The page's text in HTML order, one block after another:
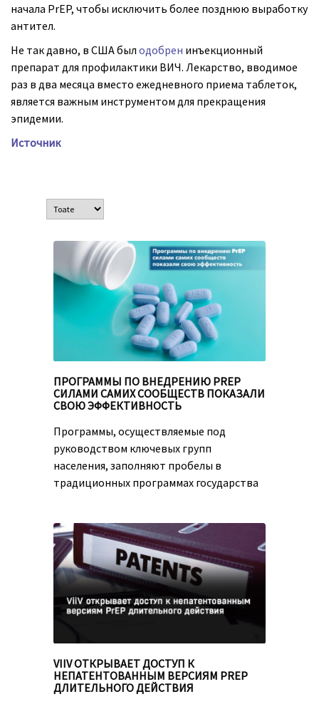
начала PrEP, чтобы исключить более позднюю выработку
антител.
Не так давно, в США былодобрен инъекционный
препарат для профилактики ВИЧ. Лекарство, вводимое
раз в два месяца вместо ежедневного приема таблеток,
является важным инструментом для прекращения
эпидемии.
Источник
ПРОГРАММЫ ПО ВНЕДРЕНИЮ PREP
СИЛАМИ САМИХ СООБЩЕСТВ ПОКАЗАЛИ
СВОЮ ЭФФЕКТИВНОСТЬ
Программы, осуществляемые под
руководством ключевых групп
населения, заполняют пробелы в
традиционных программах государства
VIIV ОТКРЫВАЕТ ДОСТУП К
НЕПАТЕНТОВАННЫМ ВЕРСИЯМ PREP
ДЛИТЕЛЬНОГО ДЕЙСТВИЯ